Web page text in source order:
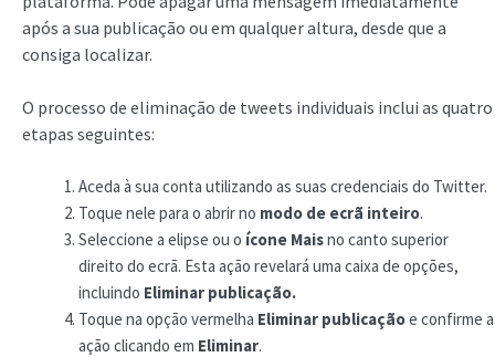
após a sua publicação ou em qualquer altura, desde que a
consiga localizar.
O processo de eliminação de tweets individuais inclui as quatro
etapas seguintes:
Aceda à sua conta utilizando as suas credenciais do Twitter.
Toque nele para o abrir no modo de ecrã inteiro.
Seleccione a elipse ou o ícone Maisno canto superior
direito do ecrã. Esta ação revelará uma caixa de opções,
incluindo Eliminar publicação.
Toque na opção vermelha Eliminar publicaçãoe confirme a
ação clicando em Eliminar.